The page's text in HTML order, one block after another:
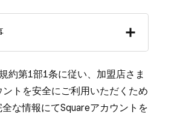
約第1部1条に従い、加盟店さま
ントを安全にご利用いただくため
な情報にてSquareアカウントを